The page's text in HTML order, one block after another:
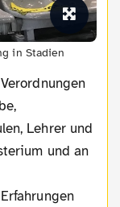
in Stadien
Lehrer und
und an